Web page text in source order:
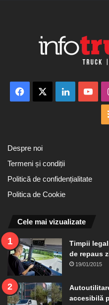
Facebook LinkedIn
Despre noi
Termeni și condiții
Politică de confidențialitate
Politica de Cookie
Cele mai vizualizate
Timpii
de repaus
19/01/2015
accesibilă